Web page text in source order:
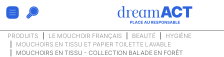
PRODUITS LE MOUCHOIR FRANÇAIS BEAUTÉ
HYGIÈNE
MOUCHOIRS EN TISSU ET PAPIER TOILETTE LAVABLE
MOUCHOIRS EN TISSU - COLLECTION BALADE EN FORÊT